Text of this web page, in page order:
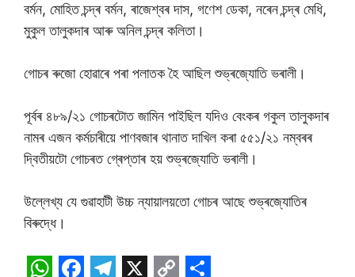
বৰ্মন, মোহিত চন্দ্ৰ বৰ্মন, ৰাজেশ্বৰ দাস, গণেশ ডেকা, নৰেন চন্দ্ৰ মেধি,
মুকুল তালুকদাৰ আৰু অনিল চন্দ্ৰ কলিতা।
গোচৰ ৰুজো হোৱাৰে পৰা পলাতক হৈ আছিল শুভ্ৰজ্যোতি ভৰালী।
পূৰ্বৰ ৪৮৯/২১ গোচৰটোত জামিন পাইছিল যদিও বেংকৰ গকুল তালুকদাৰ
নামৰ এজন কৰ্মচাৰীয়ে পাণবজাৰ থানাত দাখিল কৰা ৫৫১/২১ নম্বৰৰ
দ্বিতীয়টো গোচৰত গ্ৰেপ্তাৰ হয় শুভ্ৰজ্যোতি ভৰালী।
উল্লেখ্য যে গুৱাহাটী উচ্চ ন্যায়ালয়তো গোচৰ আছে শুভ্ৰজ্যোতিৰ
বিৰুদ্ধে।